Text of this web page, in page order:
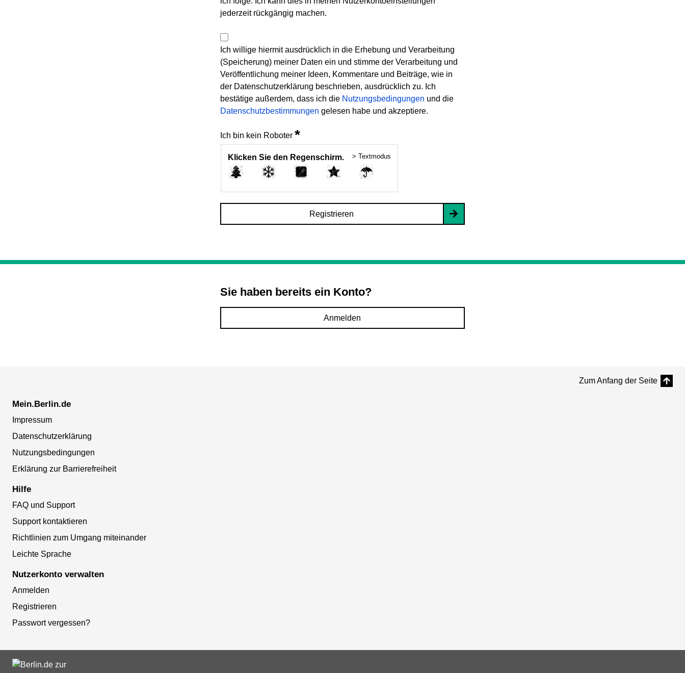
jederzeit rückgängig machen.
Ich willige hiermit ausdrücklich in die Erhebung und Verarbeitung
(Speicherung) meiner Daten ein und stimme der Verarbeitung und
Veröffentlichung meiner Ideen, Kommentare und Beiträge, wie in
der Datenschutzerklärung beschrieben, ausdrücklich zu. Ich
bestätige außerdem, dass ich die Nutzungsbedingungen und die
Datenschutzbestimmungen gelesen habe und akzeptiere.
Ich bin kein Roboter *
Klicken Sie den Regenschirm. > Textmodus
Registrieren
Sie haben bereits ein Konto?
Anmelden
Zum Anfang der Seite
Mein.Berlin.de
Impressum
Datenschutzerklärung
Nutzungsbedingungen
Erklärung zur Barrierefreiheit
Hilfe
FAQ und Support
Support kontaktieren
Richtlinien zum Umgang miteinander
Leichte Sprache
Nutzerkonto verwalten
Anmelden
Registrieren
Passwort vergessen?